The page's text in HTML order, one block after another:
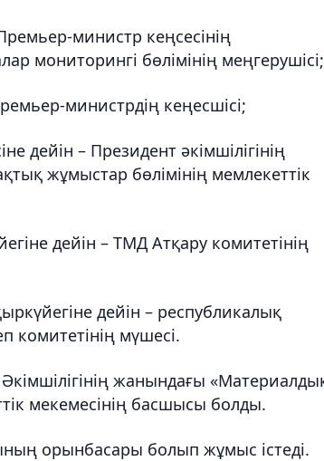
министр кеңсесінің
мониторингі бөлімінің меңгерушісі;
министрдің кеңесшісі;
дейін – Президент әкімшілігінің
жұмыстар бөлімінің мемлекеттік
дейін – ТМД Атқару комитетінің
дейін – республикалық
комитетінің мүшесі.
жанындағы
мекемесінің басшысы болды.
орынбасары болып жұмыс істеді.